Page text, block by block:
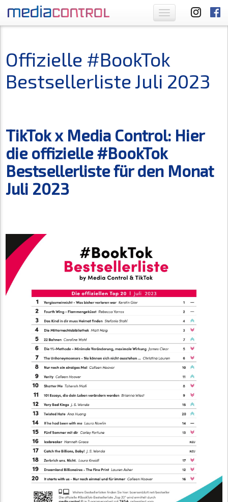
Toggle
navigation
Offizielle #BookTok
Bestsellerliste Juli 2023
TikTok x Media Control: Hier
die offizielle #BookTok
Bestsellerliste für den Monat
Juli 2023